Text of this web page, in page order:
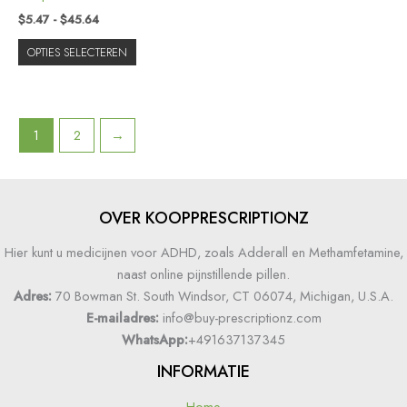
$5.47 - $45.64
OPTIES SELECTEREN
1 2 →
OVER KOOPPRESCRIPTIONZ
Hier kunt u medicijnen voor ADHD, zoals Adderall en Methamfetamine,
naast online pijnstillende pillen.
Adres: 70 Bowman St. South Windsor, CT 06074, Michigan, U.S.A.
E-mailadres: info@buy-prescriptionz.com
WhatsApp:+491637137345
INFORMATIE